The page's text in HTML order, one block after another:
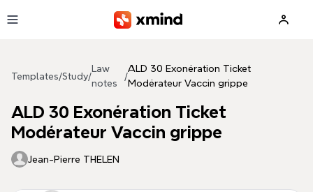
Templates/Study/
Law
notes
/
ALD 30 Exonération Ticket
Modérateur Vaccin grippe
ALD 30 Exonération Ticket
Modérateur Vaccin grippe
Jean-Pierre THELEN